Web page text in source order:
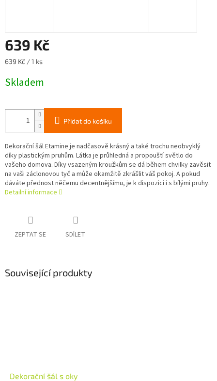
639 Kč
Měrná
639 Kč / 1 ks
Skladem
Přidat do košíku
Dekorační šál Etamine je nadčasově krásný a také trochu neobvyklý
díky plastickým pruhům. Látka je průhledná a propouští světlo do
vašeho domova. Díky vsazeným kroužkům se dá během chvilky zavěsit
na vaši záclonovou tyč a může okamžitě zkrášlit váš pokoj. A pokud
dáváte přednost něčemu decentnějšímu, je k dispozici i s bílými pruhy.
Detailní informace
ZEPTAT SE SDÍLET
Související produkty
Dekorační šál s oky